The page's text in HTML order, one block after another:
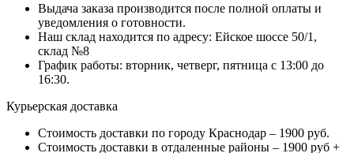
Выдача заказа производится после полной оплаты и
уведомления о готовности.
Наш склад находится по адресу: Ейское шоссе 50/1,
склад №8
График работы: вторник, четверг, пятница с 13:00 до
16:30.
Курьерская доставка
Стоимость доставки по городу Краснодар – 1900 руб.
Стоимость доставки в отдаленные районы – 1900 руб +